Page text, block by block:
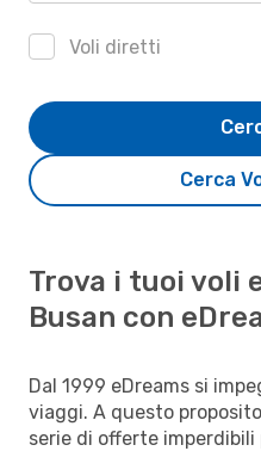
Voli diretti
Cerca
Trova i tuoi voli
Busan con
Dal 1999 eDreams si
viaggi. A questo
serie di offerte